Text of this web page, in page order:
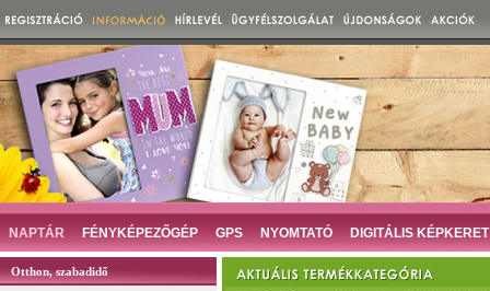
NAPTÁR FÉNYKÉPEZŐGÉP GPS NYOMTATÓ DIGITÁLIS KÉPKERET
Otthon, szabadidő